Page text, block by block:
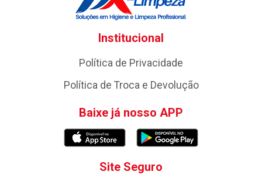
Institucional
Política de Privacidade
Política de Troca e Devolução
Baixe já nosso APP
Site Seguro